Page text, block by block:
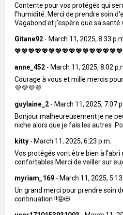
Contente pour vos protégés qui
l'humidité. Merci de prendre soin
Vagabond et j'espère que sa santé
Gitane92 - March 11, 2025, 8:33
anne_452 - March 11, 2025, 8:02
Courage à vous et mille mercis
💜💜💜💜
guylaine_2 - March 11, 2025, 7:07
Bonjour malheureusement je ne
niche alors que je fais les autres
kitty - March 11, 2025, 6:23 p.m.
Vos protégés vont être bien à l'abri
confortables Merci de veiller sur
myriam_169 - March 11, 2025, 5:13
Un grand merci pour prendre soin
continuation !!🤩😻